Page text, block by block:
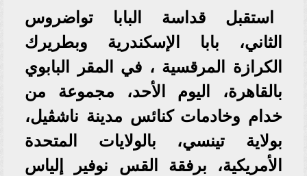
استقبل قداسة البابا تواضروس
الثاني، بابا الإسكندرية وبطريرك
الكرازة المرقسية ، في المقر البابوي
بالقاهرة، اليوم الأحد، مجموعة من
خدام وخادمات كنائس مدينة ناشڤيل،
بولاية تينسي، بالولايات المتحدة
الأمريكية، برفقة القس نوفير إلياس